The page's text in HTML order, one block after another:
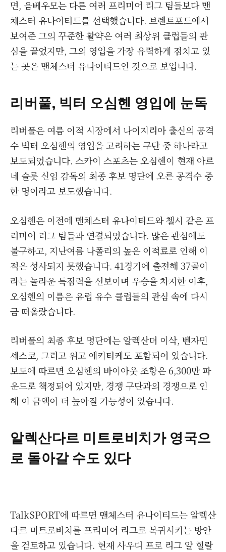
면, 음베우모는 다른 여러 프리미어 리그 팀들보다 맨
체스터 유나이티드를 선택했습니다. 브렌트포드에서
보여준 그의 꾸준한 활약은 여러 최상위 클럽들의 관
심을 끌었지만, 그의 영입을 가장 유력하게 점치고 있
는 곳은 맨체스터 유나이티드인 것으로 보입니다.
리버풀, 빅터 오심헨 영입에 눈독
리버풀은 여름 이적 시장에서 나이지리아 출신의 공격
수 빅터 오심헨의 영입을 고려하는 구단 중 하나라고
보도되었습니다. 스카이 스포츠는 오심헨이 현재 아르
네 슬롯 신임 감독의 최종 후보 명단에 오른 공격수 중
한 명이라고 보도했습니다.
오심헨은 이전에 맨체스터 유나이티드와 첼시 같은 프
리미어 리그 팀들과 연결되었습니다. 많은 관심에도
불구하고, 지난여름 나폴리의 높은 이적료로 인해 이
적은 성사되지 못했습니다. 41경기에 출전해 37골이
라는 놀라운 득점력을 선보이며 우승을 차지한 이후,
오심헨의 이름은 유럽 유수 클럽들의 관심 속에 다시
금 떠올랐습니다.
리버풀의 최종 후보 명단에는 알렉산더 이삭, 벤자민
셰스코, 그리고 위고 에키티케도 포함되어 있습니다.
보도에 따르면 오심헨의 바이아웃 조항은 6,300만 파
운드로 책정되어 있지만, 경쟁 구단과의 경쟁으로 인
해 이 금액이 더 높아질 가능성이 있습니다.
알렉산다르 미트로비치가 영국으
로 돌아갈 수도 있다
TalkSPORT에 따르면 맨체스터 유나이티드는 알렉산
다르 미트로비치를 프리미어 리그로 복귀시키는 방안
을 검토하고 있습니다. 현재 사우디 프로 리그 알 힐랄